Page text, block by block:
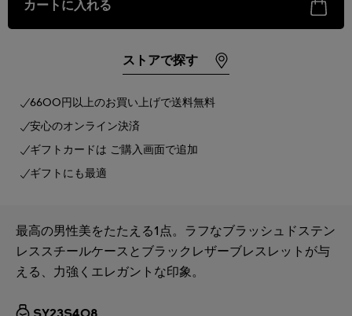
カートに入れる
ストアで探す
6600円以上のお買い上げで送料無料
安心のオンライン決済
ギフトカードは ご購入画面で追加
ギフトにも最適
最高の男性美をたたえる1点。ラフなブラッシュドステン
レススチールケースとブラックレザーブレスレットが与
える、力強くエレガントな印象。